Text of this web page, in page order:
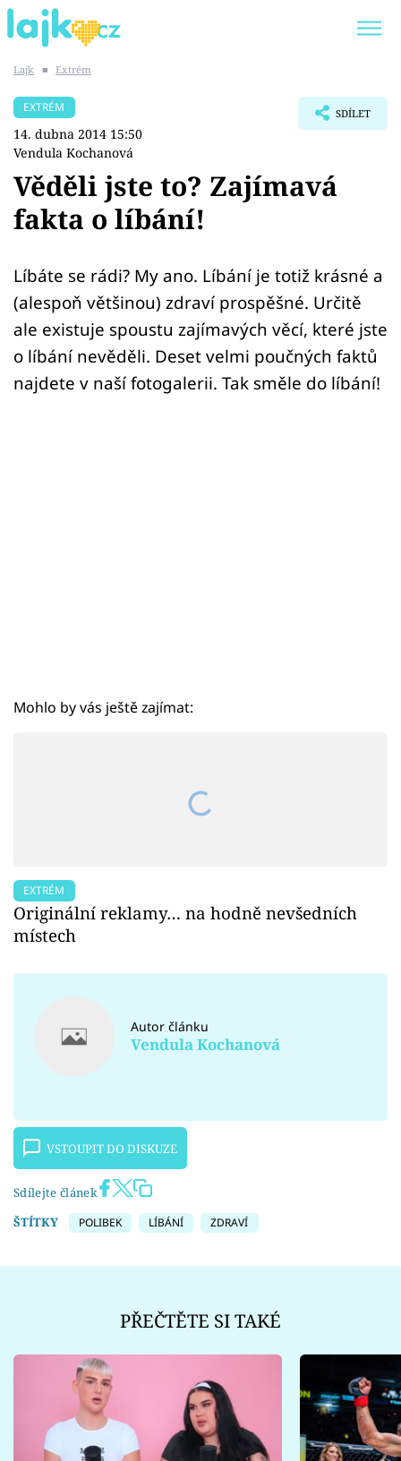
SHOPAHOLICADEL
Témata
Showbyznys
Youtubeři
Virály
Lajk ■ Extrém
EXTRÉM
14. dubna 2014 15:50
Vendula Kochanová
SDÍLET
Věděli jste to? Zajímavá
fakta o líbání!
Líbáte se rádi? My ano. Líbání je totiž krásné a
(alespoň většinou) zdraví prospěšné. Určitě
ale existuje spoustu zajímavých věcí, které jste
o líbání nevěděli. Deset velmi poučných faktů
najdete v naší fotogalerii. Tak směle do líbání!
Mohlo by vás ještě zajímat:
EXTRÉM
Originální reklamy… na hodně nevšedních
místech
Autor článku
Vendula Kochanová
VSTOUPIT DO DISKUZE
Sdílejte článek
ŠTÍTKY
POLIBEK LÍBÁNÍ ZDRAVÍ
PŘEČTĚTE SI TAKÉ